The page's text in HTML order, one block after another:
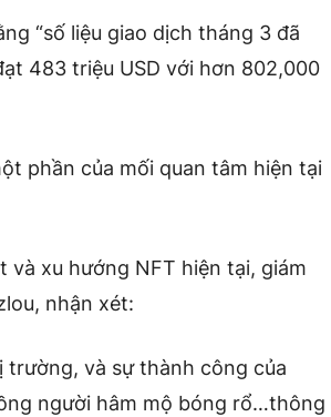
“số liệu giao dịch tháng 3 đã
483 triệu USD với hơn 802,000
phần của mối quan tâm hiện tại
và xu hướng NFT hiện tại, giám
nhận xét:
trường, và sự thành công của
người hâm mộ bóng rổ…thông